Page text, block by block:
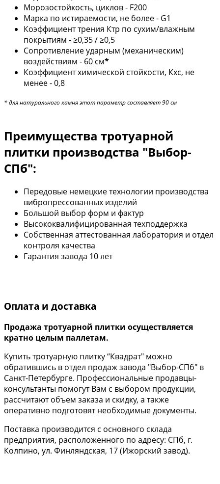
Морозостойкость, циклов - F200
Марка по истираемости, не более - G1
Коэффициент трения Ктр по сухим/влажным
покрытиям - ≥0,35 / ≥0,5
Сопротивление ударным (механическим)
воздействиям - 60 см*
Коэффициент химической стойкости, Кхс, не
менее - 0,8
* для натурального камня этот параметр составляет 90 см
Преимущества тротуарной
плитки производства "Выбор-
СПб":
Передовые немецкие технологии производства
вибропрессованных изделий
Большой выбор форм и фактур
Высококвалифицированная техподдержка
Собственная аттестованная лаборатория и отдел
контроля качества
Гарантия завода 10 лет
Оплата и доставка
Продажа тротуарной плитки осуществляется
кратно целым паллетам.
Купить тротуарную плитку “Квадрат" можно
обратившись в отдел продаж завода "Выбор-СПб" в
Санкт-Петербурге. Профессиональные продавцы-
консультанты помогут Вам с выбором продукции,
рассчитают объем заказа и скидку, а также
оперативно подготовят необходимые документы.
Поставка производится с основного склада
предприятия, расположенного по адресу: СПб, г.
Колпино, ул. Финляндская, 17 (Ижорский завод).